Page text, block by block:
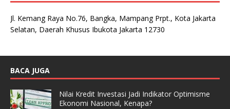
Jl. Kemang Raya No.76, Bangka, Mampang Prpt., Kota Jakarta
Selatan, Daerah Khusus Ibukota Jakarta 12730
BACA JUGA
Nilai Kredit Investasi Jadi Indikator Optimisme
Ekonomi Nasional, Kenapa?